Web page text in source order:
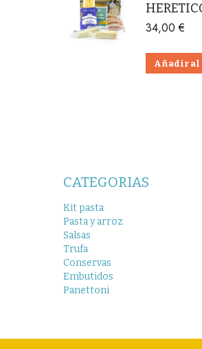
34,00€
Añadir
CATEGORIAS
Kit pasta
Pasta y arroz
Salsas
Trufa
Conservas
Embutidos
Panettoni